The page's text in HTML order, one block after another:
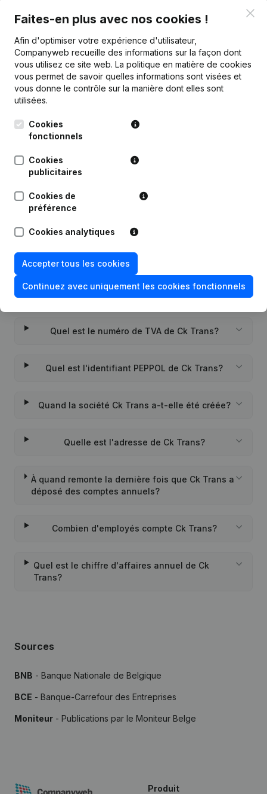
Bénéfices/pertes 8 371
Capitaux propres €23 611 €18 489 €25 924
10 450 € -3 390 3 109
Publicationsde Ck Trans
Date
Succursale, etc...)
Questions fréquemment posées
Quel est le numéro de TVA de Ck Trans?
Quel est l'identifiant PEPPOL de Ck Trans?
Quand la société Ck Trans a-t-elle été créée?
Quelle est l'adresse de Ck Trans?
À quand remonte la dernière fois que Ck Trans a
déposé des comptes annuels?
Combien d'employés compte Ck Trans?
Quel est le chiffre d'affaires annuel de Ck
Trans?
Sources
BNB - Banque Nationale de Belgique
BCE - Banque-Carrefour des Entreprises
Moniteur - Publications par le Moniteur Belge
Faites-en plus avec nos cookies !
Afin d'optimiser votre expérience d'utilisateur,
Companyweb recueille des informations sur la façon dont
vous utilisez ce site web. La politique en matière de cookies
vous permet de savoir quelles informations sont visées et
vous donne le contrôle sur la manière dont elles sont
utilisées.
Cookies
fonctionnels
Cookies
publicitaires
Cookies de
préférence
Cookies analytiques
Accepter tous les cookies
Continuez avec uniquement les cookies fonctionnels
Produit